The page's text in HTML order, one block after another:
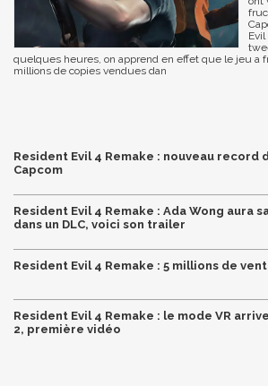
quelques heures, on apprend en effet que le jeu a
millions de copies vendues dan
Resident Evil 4 Remake : nouveau record
Capcom
Resident Evil 4 Remake : Ada Wong aura
dans un DLC, voici son trailer
Resident Evil 4 Remake : 5 millions de
Resident Evil 4 Remake : le mode VR
2, première vidéo